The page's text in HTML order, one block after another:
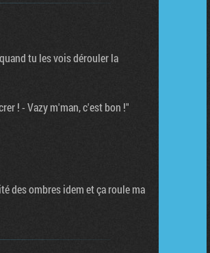
tu les vois dérouler la
! - Vazy m'man, c'est bon !"
des ombres idem et ça roule ma